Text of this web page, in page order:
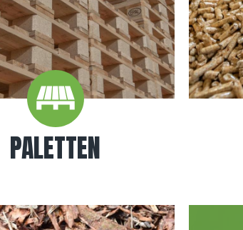
PALETTEN